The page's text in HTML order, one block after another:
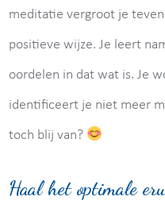
meditatie vergroot je
positieve wijze. Je leert
oordelen in dat wat is. Je
identificeert je niet meer
toch blij van?
Haal het optimale